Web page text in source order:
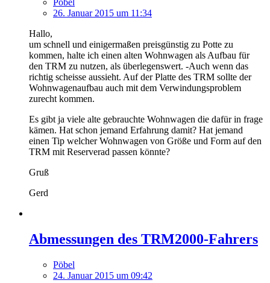
Pöbel
26. Januar 2015 um 11:34
Hallo,
um schnell und einigermaßen preisgünstig zu Potte zu
kommen, halte ich einen alten Wohnwagen als Aufbau für
den TRM zu nutzen, als überlegenswert. -Auch wenn das
richtig scheisse aussieht. Auf der Platte des TRM sollte der
Wohnwagenaufbau auch mit dem Verwindungsproblem
zurecht kommen.
Es gibt ja viele alte gebrauchte Wohnwagen die dafür in frage
kämen. Hat schon jemand Erfahrung damit? Hat jemand
einen Tip welcher Wohnwagen von Größe und Form auf den
TRM mit Reserverad passen könnte?
Gruß
Gerd
Abmessungen des TRM2000-Fahrers
Pöbel
24. Januar 2015 um 09:42